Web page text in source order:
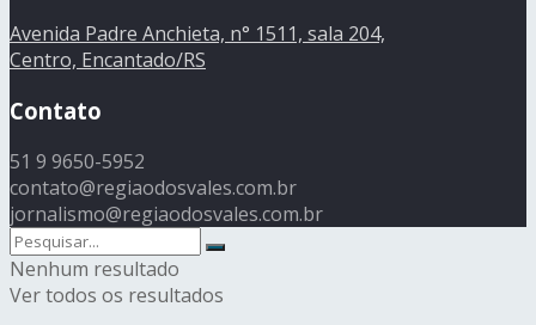
Avenida Padre Anchieta, n° 1511, sala 204,
Centro, Encantado/RS
Contato
51 9 9650-5952
contato@regiaodosvales.com.br
jornalismo@regiaodosvales.com.br
Nenhum resultado
Ver todos os resultados